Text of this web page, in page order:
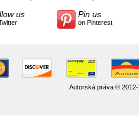
us Pin us
on Pinterest
Autorská práva ©